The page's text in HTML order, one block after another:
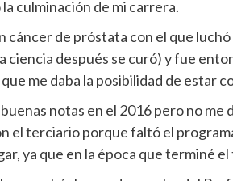
la culminación de mi carrera.
cáncer de próstata con el que
ciencia después se curó) y fue
me daba la posibilidad de estar
notas en el 2016 pero no
el terciario porque faltó el
ya que en la época que terminé